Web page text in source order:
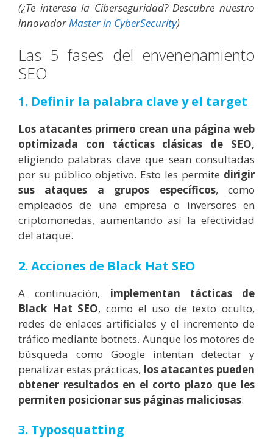
(¿Te interesa la Ciberseguridad? Descubre nuestro
innovadorMaster in CyberSecurity)
Las 5 fases del envenenamiento
SEO
1. Definir la palabra clave y el target
Los atacantes primero crean una página web
optimizada con tácticas clásicas de SEO,
eligiendo palabras clave que sean consultadas
por su público objetivo. Esto les permite dirigir
sus ataques a grupos específicos, como
empleados de una empresa o inversores en
criptomonedas, aumentando así la efectividad
del ataque.
2. Acciones de Black Hat SEO
A continuación, implementan tácticas de
Black Hat SEO, como el uso de texto oculto,
redes de enlaces artificiales y el incremento de
tráfico mediante botnets. Aunque los motores de
búsqueda como Google intentan detectar y
penalizar estas prácticas, los atacantes pueden
obtener resultados en el corto plazo que les
permiten posicionar sus páginas maliciosas.
3. Typosquatting